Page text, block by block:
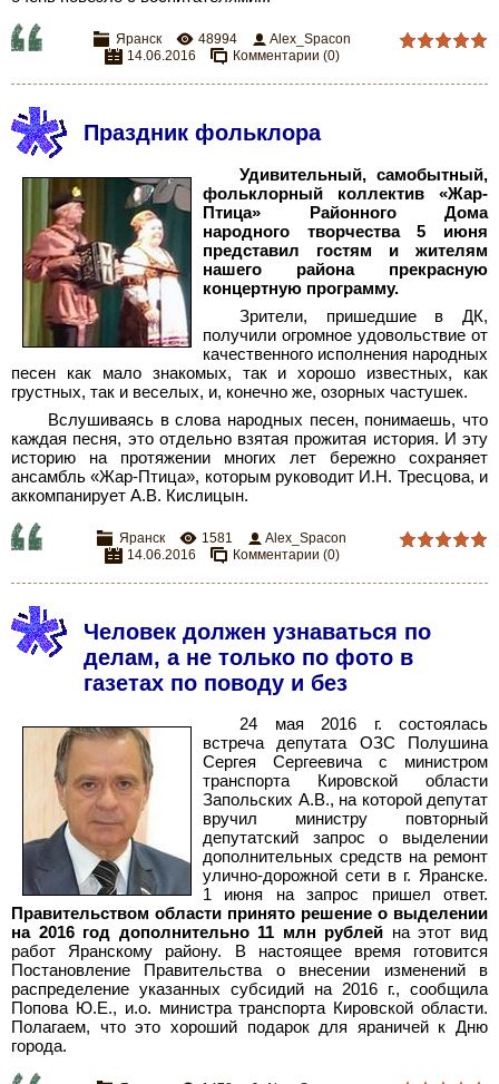
Яранск 48994
Alex_Spacon
14.06.2016
Комментарии (0)
Праздник фольклора
Удивительный, самобытный,
фольклорный коллектив «Жар-
Птица» Районного Дома
народного творчества 5 июня
представил гостям и жителям
нашего района прекрасную
концертную программу.
Зрители, пришедшие в ДК,
получили огромное удовольствие от
качественного исполнения народных
песен как мало знакомых, так и хорошо известных, как
грустных, так и веселых, и, конечно же, озорных частушек.
Вслушиваясь в слова народных песен, понимаешь, что
каждая песня, это отдельно взятая прожитая история. И эту
историю на протяжении многих лет бережно сохраняет
ансамбль «Жар-Птица», которым руководит И.Н. Тресцова, и
аккомпанирует А.В. Кислицын.
Яранск 1581
Alex_Spacon
14.06.2016
Комментарии (0)
Человек должен узнаваться по
делам, а не только по фото в
газетах по поводу и без
24 мая 2016 г. состоялась
встреча депутата ОЗС Полушина
Сергея Сергеевича с министром
транспорта Кировской области
Запольских А.В., на которой депутат
вручил министру повторный
депутатский запрос о выделении
дополнительных средств на ремонт
улично-дорожной сети в г. Яранске.
1 июня на запрос пришел ответ.
Правительством области принято решение о выделении
на 2016 год дополнительно 11 млн рублей на этот вид
работ Яранскому району. В настоящее время готовится
Постановление Правительства о внесении изменений в
распределение указанных субсидий на 2016 г., сообщила
Попова Ю.Е., и.о. министра транспорта Кировской области.
Полагаем, что это хороший подарок для яраничей к Дню
города.